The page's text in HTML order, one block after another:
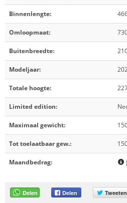
Binnenlengte:
Omloopmaat:
Buitenbreedte:
Modeljaar:
Totale hoogte:
Limited edition:
Maximaal gewicht:
Tot toelaatbaar gew.:
Maandbedrag:
Delen Delen Tweeten